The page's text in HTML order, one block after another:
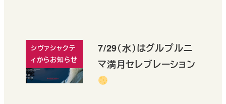
シヴァシャクテ
ィからお知らせ
7/29（水）はグルプルニ
マ満月セレブレーション